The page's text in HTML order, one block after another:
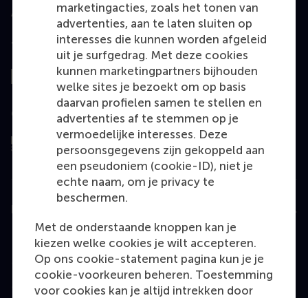
marketingacties, zoals het tonen van
advertenties, aan te laten sluiten op
interesses die kunnen worden afgeleid
uit je surfgedrag. Met deze cookies
kunnen marketingpartners bijhouden
welke sites je bezoekt om op basis
daarvan profielen samen te stellen en
advertenties af te stemmen op je
vermoedelijke interesses. Deze
persoonsgegevens zijn gekoppeld aan
een pseudoniem (cookie-ID), niet je
echte naam, om je privacy te
beschermen.
Met de onderstaande knoppen kan je
kiezen welke cookies je wilt accepteren.
Op ons cookie-statement pagina kun je je
cookie-voorkeuren beheren. Toestemming
voor cookies kan je altijd intrekken door
Top gerangschikt
Geëvalueerd door
Education
Bachelor
Master